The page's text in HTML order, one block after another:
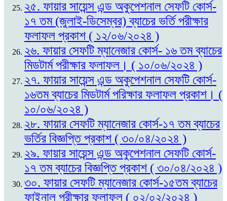
২৫. ফায়ার সায়েন্স এন্ড অকুপেশনাল সেফটি কোর্স-
১৭ তম (জুলাই-ডিসেম্বর) ব্যাচের ভর্তি পরীক্ষার
ফলাফল প্রকাশ ( ১২/০৬/২০২৪ )
২৬. ফায়ার সেফটি ম্যানেজার কোর্স- ১৬ তম ব্যাচের
মিডটার্ম পরীক্ষার ফলাফল। ( ১০/০৬/২০২৪ )
২৭. ফায়ার সায়েন্স এন্ড অকুপেশনাল সেফটি কোর্স-
১৬তম ব্যাচের মিডটার্ম পরিক্ষার ফলাফল প্রকাশ। (
১০/০৬/২০২৪ )
২৮. ফায়ার সেফটি ম্যানেজার কোর্স-১৭ তম ব্যাচের
ভর্তির বিজ্ঞপ্তি প্রকাশ ( ৩০/০৪/২০২৪ )
২৯. ফায়ার সায়েন্স এন্ড অকুপেশনাল সেফটি কোর্স-
১৭ তম ব্যাচের বিজ্ঞপ্তি প্রকাশ ( ৩০/০৪/২০২৪ )
৩০. ফায়ার সেফটি ম্যানেজার কোর্স-১৫তম ব্যাচের
ফাইনাল পরীক্ষার ফলাফল ( ০২/০২/২০২৪ )